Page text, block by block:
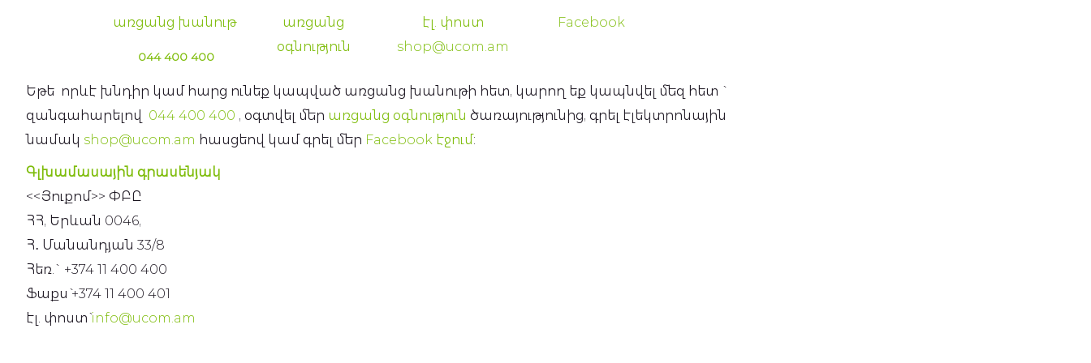
Խելացի ժամացույցներ
Ականջակալներ
WiFi ռոուտերներ
Գաջեթներ
Ֆոտոխցիկներ
էլ. Տրանսպորտ
առցանց խանութ
044 400 400
առցանց
օգնություն
էլ. փոստ
shop@ucom.am
Facebook
Եթե որևէ խնդիր կամ հարց ունեք կապված առցանց խանութի հետ, կարող եք կապնվել մեզ հետ `
զանգահարելով 044 400 400 , օգտվել մեր առցանց օգնություն ծառայությունից, գրել էլեկտրոնային
նամակ shop@ucom.am հասցեով կամ գրել մեր Facebook էջում:
Գլխամասային գրասենյակ
<<Յուքոմ>> ՓԲԸ
ՀՀ, Երևան 0046,
Հ․ Մանանդյան 33/8
Հեռ.` +374 11 400 400
Ֆաքս` +374 11 400 401
էլ. փոստ`info@ucom.am